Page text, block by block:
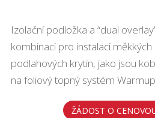
Izolační podložka a “dual
kombinaci pro instalaci měkkých
podlahových krytin, jako jsou
na foliový topný systém
ŽÁDOST O